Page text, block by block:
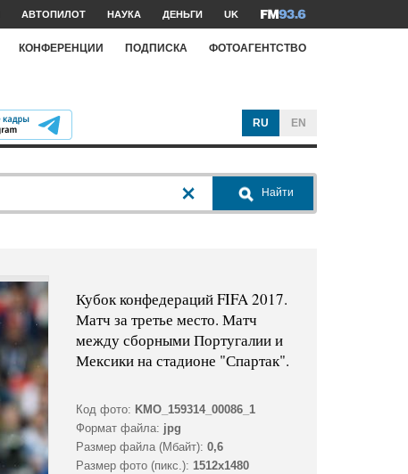
АВТОПИЛОТ НАУКА ДЕНЬГИ UK
КОНФЕРЕНЦИИ ПОДПИСКА ФОТОАГЕНТСТВО
RU EN
Найти
Кубок конфедераций FIFA 2017.
Матч за третье место. Матч
между сборными Португалии и
Мексики на стадионе "Спартак".
Код фото: KMO_159314_00086_1
Формат файла: jpg
Размер файла (Мбайт): 0,6
Размер фото (пикс.): 1512x1480